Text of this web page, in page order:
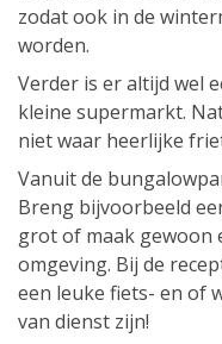
zodat ook in de
worden.
Verder is er altijd wel
kleine supermarkt.
niet waar heerlijke
Vanuit de
Breng bijvoorbeeld
grot of maak gewoon
omgeving. Bij de
een leuke fiets- en of
van dienst zijn!